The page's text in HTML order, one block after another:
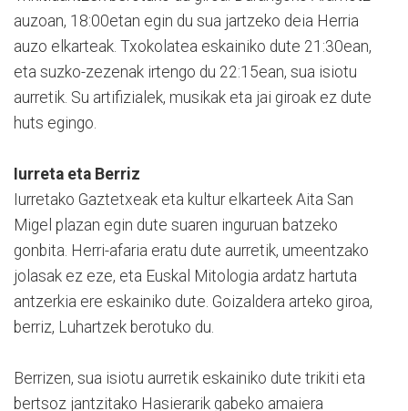
auzoan, 18:00etan egin du sua jartzeko deia Herria
auzo elkarteak. Txokolatea eskainiko dute 21:30ean,
eta suzko-zezenak irtengo du 22:15ean, sua isiotu
aurretik. Su artifizialek, musikak eta jai giroak ez dute
huts egingo.
Iurreta eta Berriz
Iurretako Gaztetxeak eta kultur elkarteek Aita San
Migel plazan egin dute suaren inguruan batzeko
gonbita. Herri-afaria eratu dute aurretik, umeentzako
jolasak ez eze, eta Euskal Mitologia ardatz hartuta
antzerkia ere eskainiko dute. Goizaldera arteko giroa,
berriz, Luhartzek berotuko du.
Berrizen, sua isiotu aurretik eskainiko dute trikiti eta
bertsoz jantzitako Hasierarik gabeko amaiera